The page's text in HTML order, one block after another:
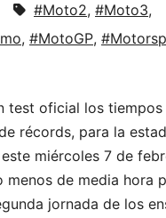
#Moto2, #Moto3,
, #MotoGP,
test oficial los
récords, para la
miércoles 7 de
de media hora
jornada de los